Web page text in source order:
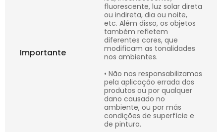
Importante
fluorescente, luz solar direta
ou indireta, dia ou noite,
etc. Além disso, os objetos
também refletem
diferentes cores, que
modificam as tonalidades
nos ambientes.
• Não nos responsabilizamos
pela aplicação errada dos
produtos ou por qualquer
dano causado no
ambiente, ou por más
condições de superfície e
de pintura.